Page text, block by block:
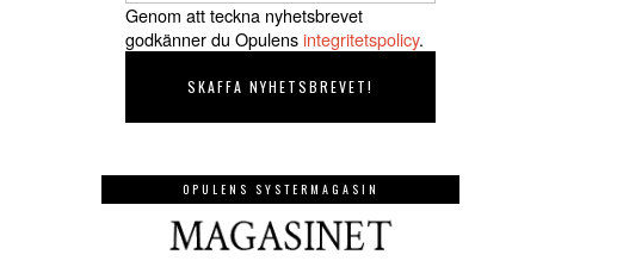
Genom att teckna nyhetsbrevet
godkänner du Opulensintegritetspolicy.
OPULENS SYSTERMAGASIN